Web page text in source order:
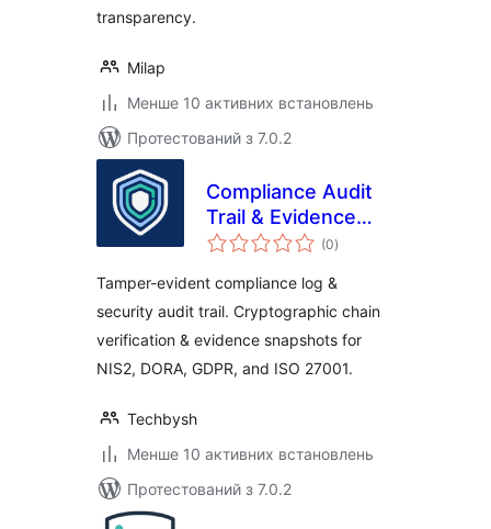
transparency.
Milap
Менше 10 активних встановлень
Протестований з 7.0.2
Compliance Audit
Trail & Evidence
Logger
(0загальний
рейтинг
)
Tamper-evident compliance log &
security audit trail. Cryptographic chain
verification & evidence snapshots for
NIS2, DORA, GDPR, and ISO 27001.
Techbysh
Менше 10 активних встановлень
Протестований з 7.0.2